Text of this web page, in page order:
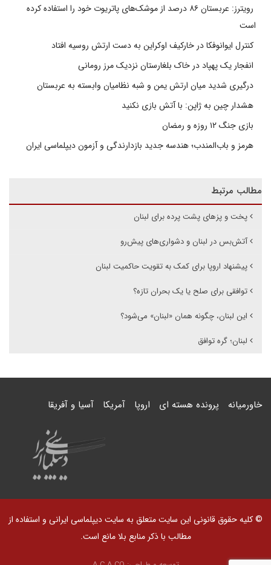
رویترز: عربستان ۸۶ درصد از موشک‌های پاتریوت خود را استفاده کرده
است
کنترل ایوانوفکا در خارکیف اوکراین به دست ارتش روسیه افتاد
انفجار یک پهپاد در خاک بلغارستان نزدیک مرز رومانی
درگیری شدید میان ارتش یمن و شبه نظامیان وابسته به عربستان
هشدار چین به ژاپن: با آتش بازی نکنید
بازی جنگ ۱۲ روزه و رمضان
هرمز و باب‌المندب؛ هندسه جدید بازدارندگی و آزمون دیپلماسی ایران
مطالب مرتبط
پخت و پزهای پشت پرده برای لبنان
آتش‌بس در لبنان و دشواری‌های پیش‌‌رو
پیشنهاد اروپا برای کمک به تقویت حاکمیت لبنان
توافقی برای صلح یا یک بحران تازه؟
این لبنان، چگونه همان «لبنان» می‌شود؟
لبنان؛ گره توافق
خاورمیانه پرونده هسته ای اروپا آمریکا آسیا و آفریقا
© کلیه حقوق قانونی این سایت متعلق به سایت دیپلماسی ایرانی و استفاده از
مطالب با ذکر منابع بلا مانع است.